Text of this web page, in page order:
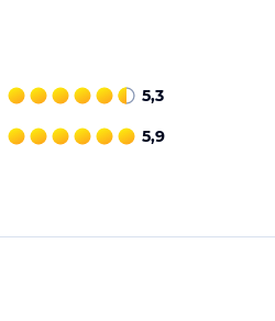
5,3
5,9